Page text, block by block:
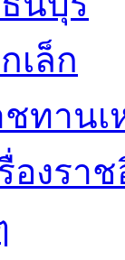
เล็ก
ชทาน
องรา